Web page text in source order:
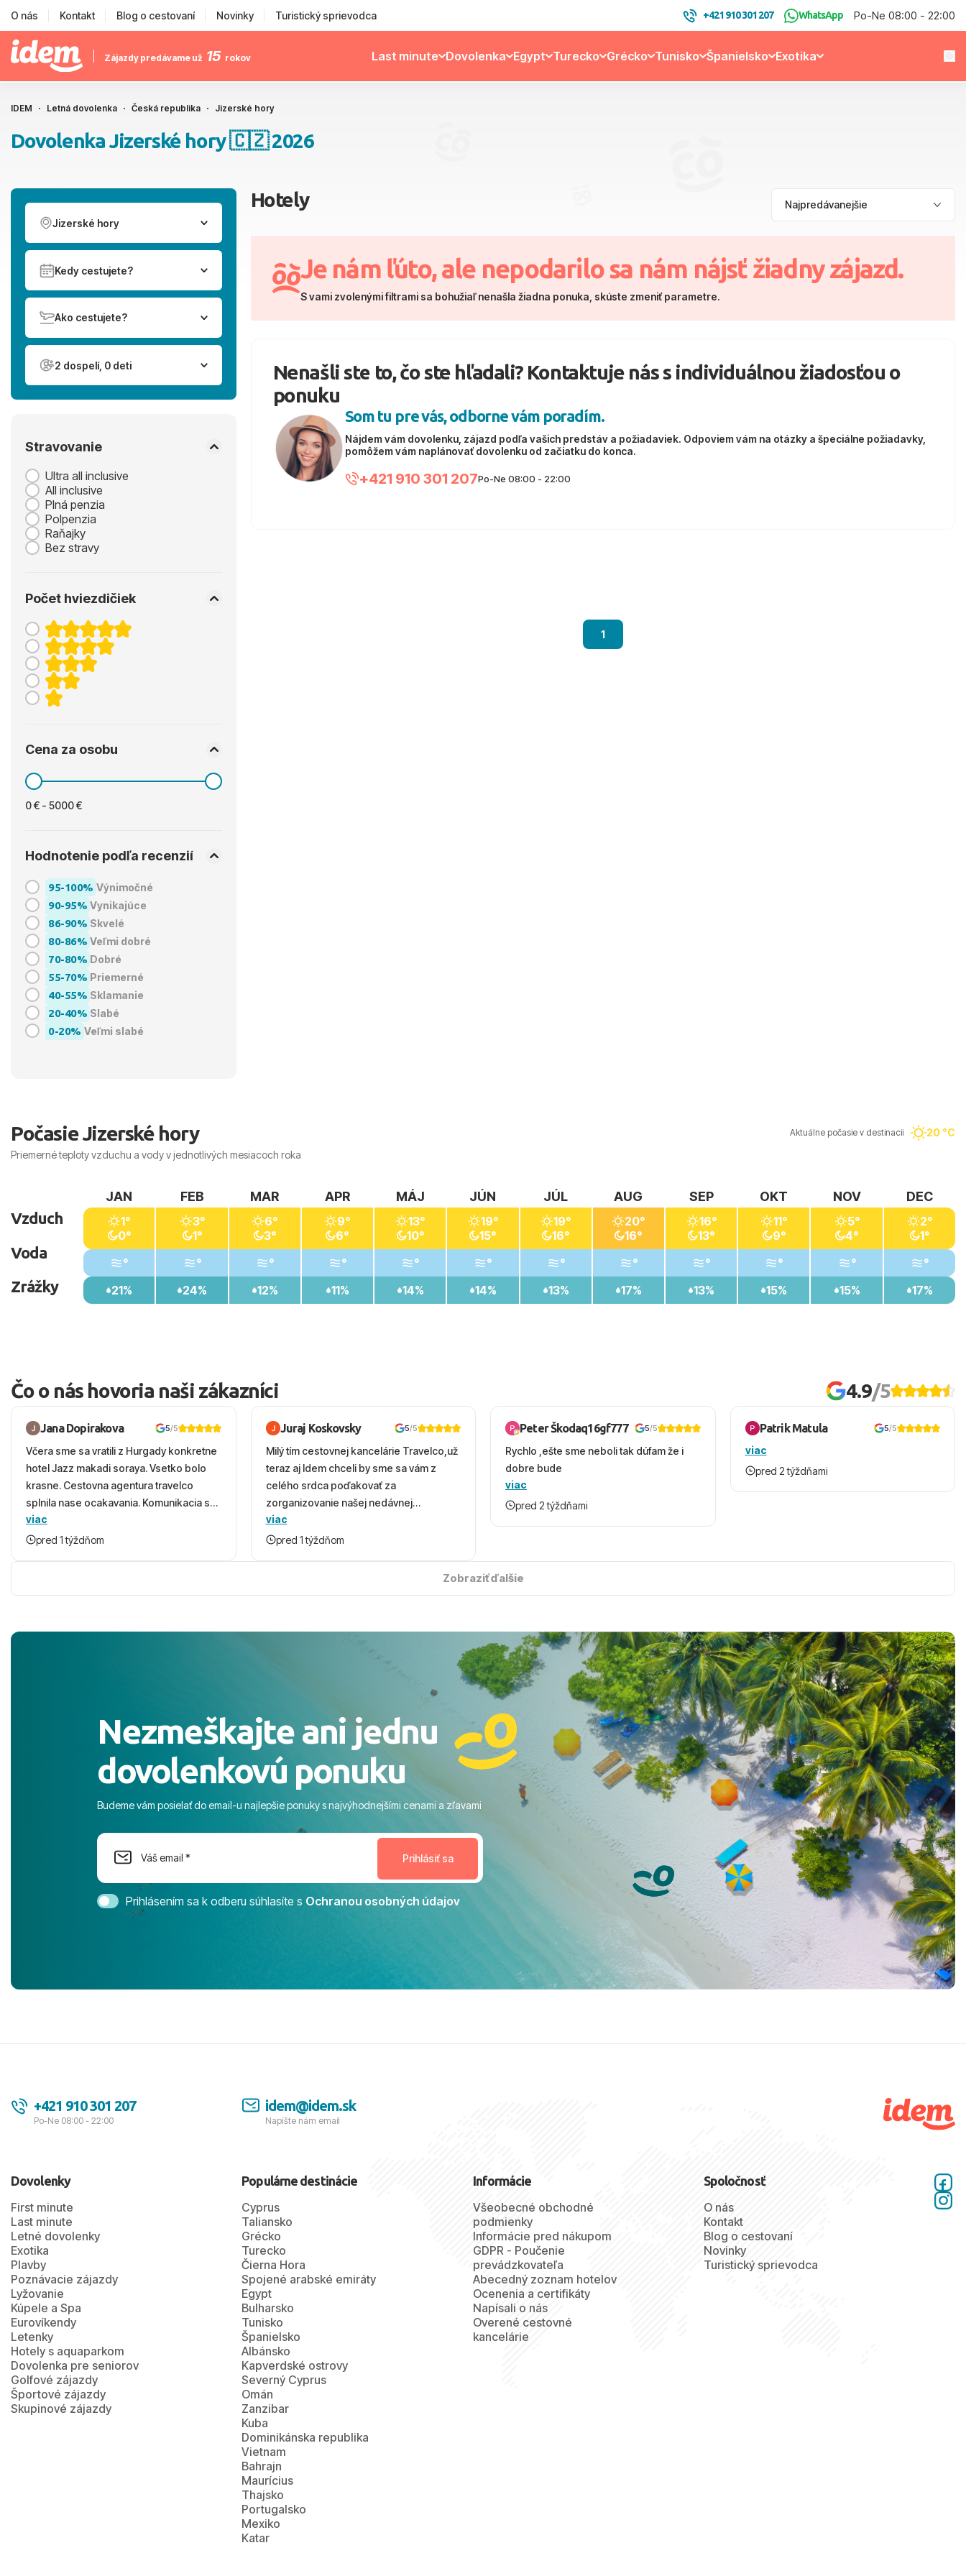
O nás Kontakt Blog o cestovaní Novinky Turistický sprievodca +421 910 301 207 WhatsApp Po-Ne 08:00 - 22:00
Zájazdy predávame už 15 rokov Last minute Dovolenka Egypt Turecko Grécko Tunisko Španielsko Exotika
IDEM Letná dovolenka Česká republika Jizerské hory
Dovolenka Jizerské hory 🇨🇿 2026
Jizerské hory
Kedy cestujete?
Ako cestujete?
2 dospelí, 0 deti
Stravovanie
Ultra all inclusive
All inclusive
Plná penzia
Polpenzia
Raňajky
Bez stravy
Počet hviezdičiek
Cena za osobu
0 € - 5000 €
Hodnotenie podľa recenzií
95-100% Výnimočné
90-95% Vynikajúce
86-90% Skvelé
80-86% Veľmi dobré
70-80% Dobré
55-70% Priemerné
40-55% Sklamanie
20-40% Slabé
0-20% Veľmi slabé
Hotely
Je nám ľúto, ale nepodarilo sa nám nájsť žiadny zájazd.
S vami zvolenými filtrami sa bohužiaľ nenašla žiadna ponuka, skúste zmeniť parametre.
Nenašli ste to, čo ste hľadali? Kontaktuje nás s individuálnou žiadosťou o
ponuku
Som tu pre vás, odborne vám poradím.
Nájdem vám dovolenku, zájazd podľa vašich predstáv a požiadaviek. Odpoviem vám na otázky a špeciálne požiadavky,
pomôžem vám naplánovať dovolenku od začiatku do konca.
+421 910 301 207Po-Ne 08:00 - 22:00
1
Počasie Jizerské hory
Priemerné teploty vzduchu a vody v jednotlivých mesiacoch roka
Aktuálne počasie v destinacii 20 °C
Vzduch
Voda
Zrážky
JAN
1°
0°
°
21%
FEB
3°
1°
°
24%
MAR
6°
3°
°
12%
APR
9°
6°
°
11%
MÁJ
13°
10°
°
14%
JÚN
19°
15°
°
14%
JÚL
19°
16°
°
13%
AUG
20°
16°
°
17%
SEP
16°
13°
°
13%
OKT
11°
9°
°
15%
NOV
5°
4°
°
15%
DEC
2°
1°
°
17%
Čo o nás hovoria naši zákazníci 4.9/5
Jana Dopirakova 5/5
Včera sme sa vratili z Hurgady konkretne
hotel Jazz makadi soraya. Vsetko bolo
krasne. Cestovna agentura travelco
splnila nase ocakavania. Komunikacia s
panom Michalinom uzasna a napomocna.
Vsetko vysvetlil aj vo vecernych hodinach
viac
pred 1 týždňom
Juraj Koskovsky 5/5
Milý tím cestovnej kancelárie Travelco,už
teraz aj Idem chceli by sme sa vám z
celého srdca poďakovať za
zorganizovanie našej nedávnej
dovolenky v Turecku. Vďaka vám sme
prežili nádherný čas, na ktorý budeme
čierneho! ​Čo nás dostalo najviac: ​Skvelé
ochotní a starostliví ľudia. ​Gastro zážitok:
celého dňa. ​Areál a pláž: Nádherné, čisté
prostredie, veľa zelene a udržiavaná pláž
s pozvoľným vstupom do mora a teple
more. ​Program: Skvelé animácie a
na moment nenudil, no zároveň bol
dostatok priestoru na dokonalý relax. ​
Magic Life Jacaranda môžeme s čistým
svedomím odporučiť každému, kto hľadá
bezstarostnú dovolenku na vysokej
úrovni. Všetko bolo zabezpečené na
tešíme, kam s nami vyrazíte nabudúce!
Ďakujeme za skvelé spomienky. ​S
pozdravom a prianím mnohých ďalších
viac
pred 1 týždňom
Peter Škodaq16gf777 5/5
Rychlo ,ešte sme neboli tak dúfam že i
dobre bude
viac
pred 2 týždňami
Patrik Matula 5/5
viac
pred 2 týždňami
Zobraziť ďalšie
Nezmeškajte ani jednu
dovolenkovú ponuku
Budeme vám posielať do email-u najlepšie ponuky s najvýhodnejšími cenami a zľavami
Prihlásením sa k odberu súhlasíte s Ochranou osobných údajov
+421 910 301 207
Po-Ne 08:00 - 22:00
idem@idem.sk
Napíšte nám email
Dovolenky
First minute
Last minute
Letné dovolenky
Exotika
Plavby
Poznávacie zájazdy
Lyžovanie
Kúpele a Spa
Eurovíkendy
Letenky
Hotely s aquaparkom
Dovolenka pre seniorov
Golfové zájazdy
Športové zájazdy
Skupinové zájazdy
Populárne destinácie
Cyprus
Taliansko
Grécko
Turecko
Čierna Hora
Spojené arabské emiráty
Egypt
Bulharsko
Tunisko
Španielsko
Albánsko
Kapverdské ostrovy
Severný Cyprus
Omán
Zanzibar
Kuba
Dominikánska republika
Vietnam
Bahrajn
Maurícius
Thajsko
Portugalsko
Mexiko
Katar
Informácie
Všeobecné obchodné
podmienky
Informácie pred nákupom
GDPR - Poučenie
prevádzkovateľa
Abecedný zoznam hotelov
Ocenenia a certifikáty
Napísali o nás
Overené cestovné
kancelárie
Spoločnosť
O nás
Kontakt
Blog o cestovaní
Novinky
Turistický sprievodca